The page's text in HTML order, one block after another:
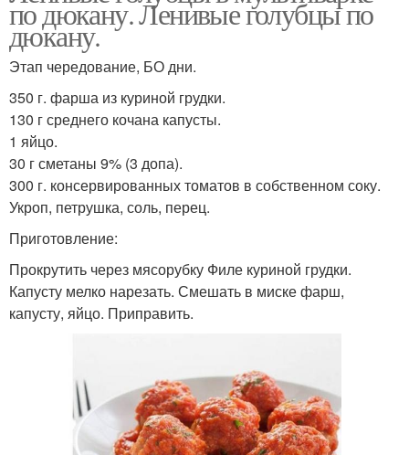
по дюкану. Ленивые голубцы по
дюкану.
Этап чередование, БО дни.
350 г. фарша из куриной грудки.
130 г среднего кочана капусты.
1 яйцо.
30 г сметаны 9% (3 допа).
300 г. консервированных томатов в собственном соку.
Укроп, петрушка, соль, перец.
Приготовление:
Прокрутить через мясорубку Филе куриной грудки.
Капусту мелко нарезать. Смешать в миске фарш,
капусту, яйцо. Приправить.